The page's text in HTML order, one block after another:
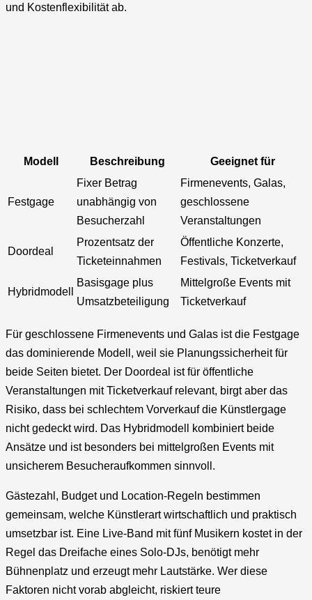
und Kostenflexibilität ab.
Modell Beschreibung Geeignet für
Festgage
Fixer Betrag
unabhängig von
Besucherzahl
Firmenevents, Galas,
geschlossene
Veranstaltungen
Doordeal
Prozentsatz der
Ticketeinnahmen
Öffentliche Konzerte,
Festivals, Ticketverkauf
Hybridmodell
Basisgage plus
Umsatzbeteiligung
Mittelgroße Events mit
Ticketverkauf
Für geschlossene Firmenevents und Galas ist die Festgage
das dominierende Modell, weil sie Planungssicherheit für
beide Seiten bietet. Der Doordeal ist für öffentliche
Veranstaltungen mit Ticketverkauf relevant, birgt aber das
Risiko, dass bei schlechtem Vorverkauf die Künstlergage
nicht gedeckt wird. Das Hybridmodell kombiniert beide
Ansätze und ist besonders bei mittelgroßen Events mit
unsicherem Besucheraufkommen sinnvoll.
Gästezahl, Budget und Location-Regeln bestimmen
gemeinsam, welche Künstlerart wirtschaftlich und praktisch
umsetzbar ist. Eine Live-Band mit fünf Musikern kostet in der
Regel das Dreifache eines Solo-DJs, benötigt mehr
Bühnenplatz und erzeugt mehr Lautstärke. Wer diese
Faktoren nicht vorab abgleicht, riskiert teure